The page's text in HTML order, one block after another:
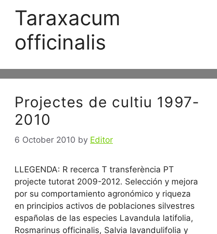
Taraxacum
officinalis
Projectes de cultiu 1997-
2010
6 October 2010 by Editor
LLEGENDA: R recerca T transferència PT
projecte tutorat 2009-2012. Selección y mejora
por su comportamiento agronómico y riqueza
en principios activos de poblaciones silvestres
españolas de las especies Lavandula latifolia,
Rosmarinus officinalis, Salvia lavandulifolia y